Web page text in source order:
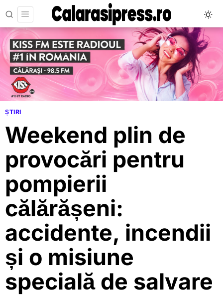
ȘTIRI
Weekend plin de
provocări pentru
pompierii
călărășeni:
accidente, incendii
și o misiune
specială de salvare